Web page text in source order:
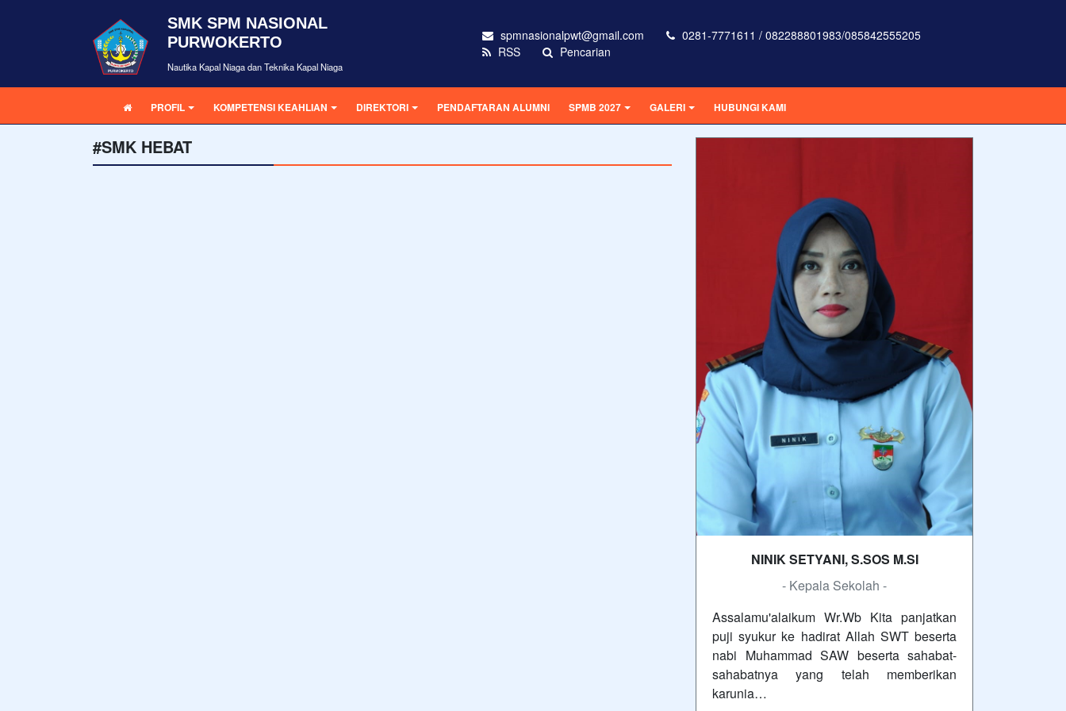
SMK SPM NASIONAL
PURWOKERTO
Nautika Kapal Niaga dan Teknika Kapal Niaga
spmnasionalpwt@gmail.com
0281-7771611 / 082288801983/085842555205
RSS
Pencarian
PROFIL KOMPETENSI KEAHLIAN DIREKTORI PENDAFTARAN ALUMNI SPMB 2027 GALERI HUBUNGI KAMI
#SMK HEBAT
NINIK SETYANI, S.SOS M.SI
- Kepala Sekolah -
Assalamu'alaikum Wr.Wb Kita panjatkan
puji syukur ke hadirat Allah SWT beserta
nabi Muhammad SAW beserta sahabat-
sahabatnya yang telah memberikan
karunia…